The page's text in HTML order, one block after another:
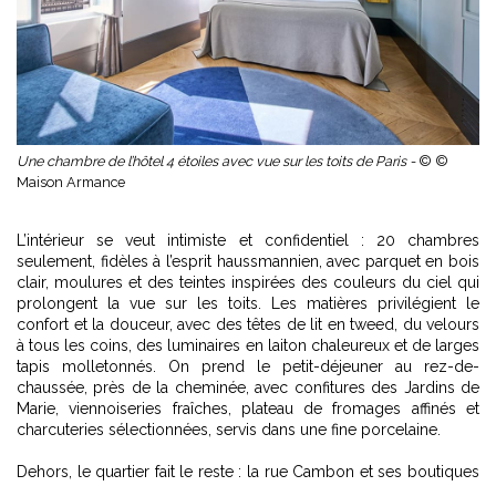
Une chambre de l’hôtel 4 étoiles avec vue sur les toits de Paris - © ©
Maison Armance
L’intérieur se veut intimiste et confidentiel : 20 chambres
seulement, fidèles à l’esprit haussmannien, avec parquet en bois
clair, moulures et des teintes inspirées des couleurs du ciel qui
prolongent la vue sur les toits. Les matières privilégient le
confort et la douceur, avec des têtes de lit en tweed, du velours
à tous les coins, des luminaires en laiton chaleureux et de larges
tapis molletonnés. On prend le petit-déjeuner au rez-de-
chaussée, près de la cheminée, avec confitures des Jardins de
Marie, viennoiseries fraîches, plateau de fromages affinés et
charcuteries sélectionnées, servis dans une fine porcelaine.
Dehors, le quartier fait le reste : la rue Cambon et ses boutiques